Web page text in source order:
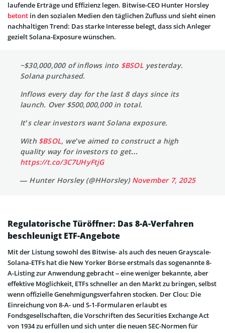
laufende Erträge und Effizienz legen. Bitwise-CEO Hunter Horsley
betont in den sozialen Medien den täglichen Zufluss und sieht einen
nachhaltigen Trend: Das starke Interesse belegt, dass sich Anleger
gezielt Solana-Exposure wünschen.
~$30,000,000 of inflows into $BSOLyesterday.
Solana purchased.
Inflows every day for the last 8 days since its
launch. Over $500,000,000 in total.
It’s clear investors want Solana exposure.
With $BSOL, we’ve aimed to construct a high
quality way for investors to get…
https://t.co/3C7UHyFtjG
— Hunter Horsley (@HHorsley) November 7, 2025
Regulatorische Türöffner: Das 8-A-Verfahren
beschleunigt ETF-Angebote
Mit der Listung sowohl des Bitwise- als auch des neuen Grayscale-
Solana-ETFs hat die New Yorker Börse erstmals das sogenannte 8-
A-Listing zur Anwendung gebracht – eine weniger bekannte, aber
effektive Möglichkeit, ETFs schneller an den Markt zu bringen, selbst
wenn offizielle Genehmigungsverfahren stocken. Der Clou: Die
Einreichung von 8-A- und S-1-Formularen erlaubt es
Fondsgesellschaften, die Vorschriften des Securities Exchange Act
von 1934 zu erfüllen und sich unter die neuen SEC-Normen für